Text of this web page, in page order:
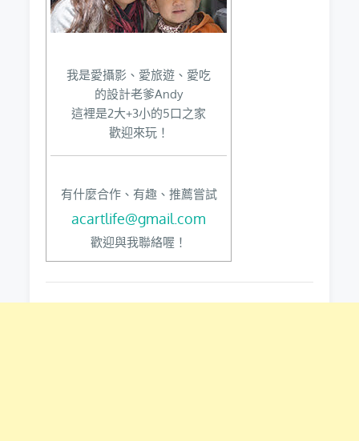
我是愛攝影、愛旅遊、愛吃
的設計老爹Andy
這裡是2大+3小的5口之家
歡迎來玩！
有什麼合作、有趣、推薦嘗試
acartlife@gmail.com
歡迎與我聯絡喔！